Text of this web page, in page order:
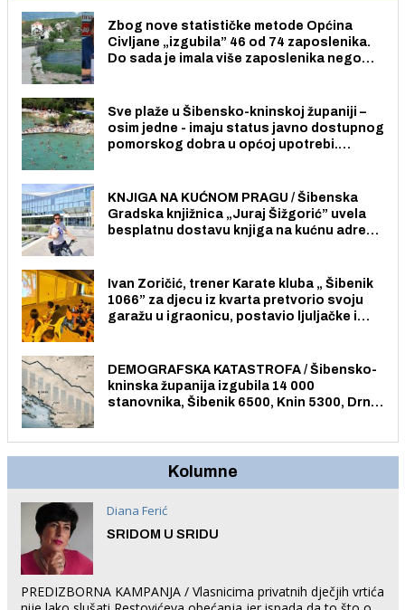
Zbog nove statističke metode Općina
Civljane „izgubila” 46 od 74 zaposlenika.
Do sada je imala više zaposlenika nego
Sve plaže u Šibensko-kninskoj županiji –
osim jedne - imaju status javno dostupnog
pomorskog dobra u općoj upotrebi.
KNJIGA NA KUĆNOM PRAGU / Šibenska
Gradska knjižnica „Juraj Šižgorić” uvela
besplatnu dostavu knjiga na kućnu adresu
Ivan Zoričić, trener Karate kluba „ Šibenik
1066” za djecu iz kvarta pretvorio svoju
garažu u igraonicu, postavio ljuljačke i
DEMOGRAFSKA KATASTROFA / Šibensko-
kninska županija izgubila 14 000
stanovnika, Šibenik 6500, Knin 5300, Drniš
Kolumne
Diana Ferić
SRIDOM U SRIDU
PREDIZBORNA KAMPANJA / Vlasnicima privatnih dječjih vrtića